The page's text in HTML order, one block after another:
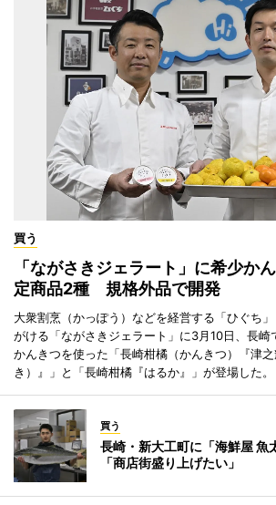
買う
「ながさきジェラート」に希少か
定商品2種 規格外品で開発
大衆割烹（かっぽう）などを経営する「ひぐち
がける「ながさきジェラート」に3月10日、長崎
かんきつを使った「長崎柑橘（かんきつ）『津
き）』」と「長崎柑橘『はるか』」が登場した。
買う
長崎・新大工町に「海鮮屋
「商店街盛り上げたい」